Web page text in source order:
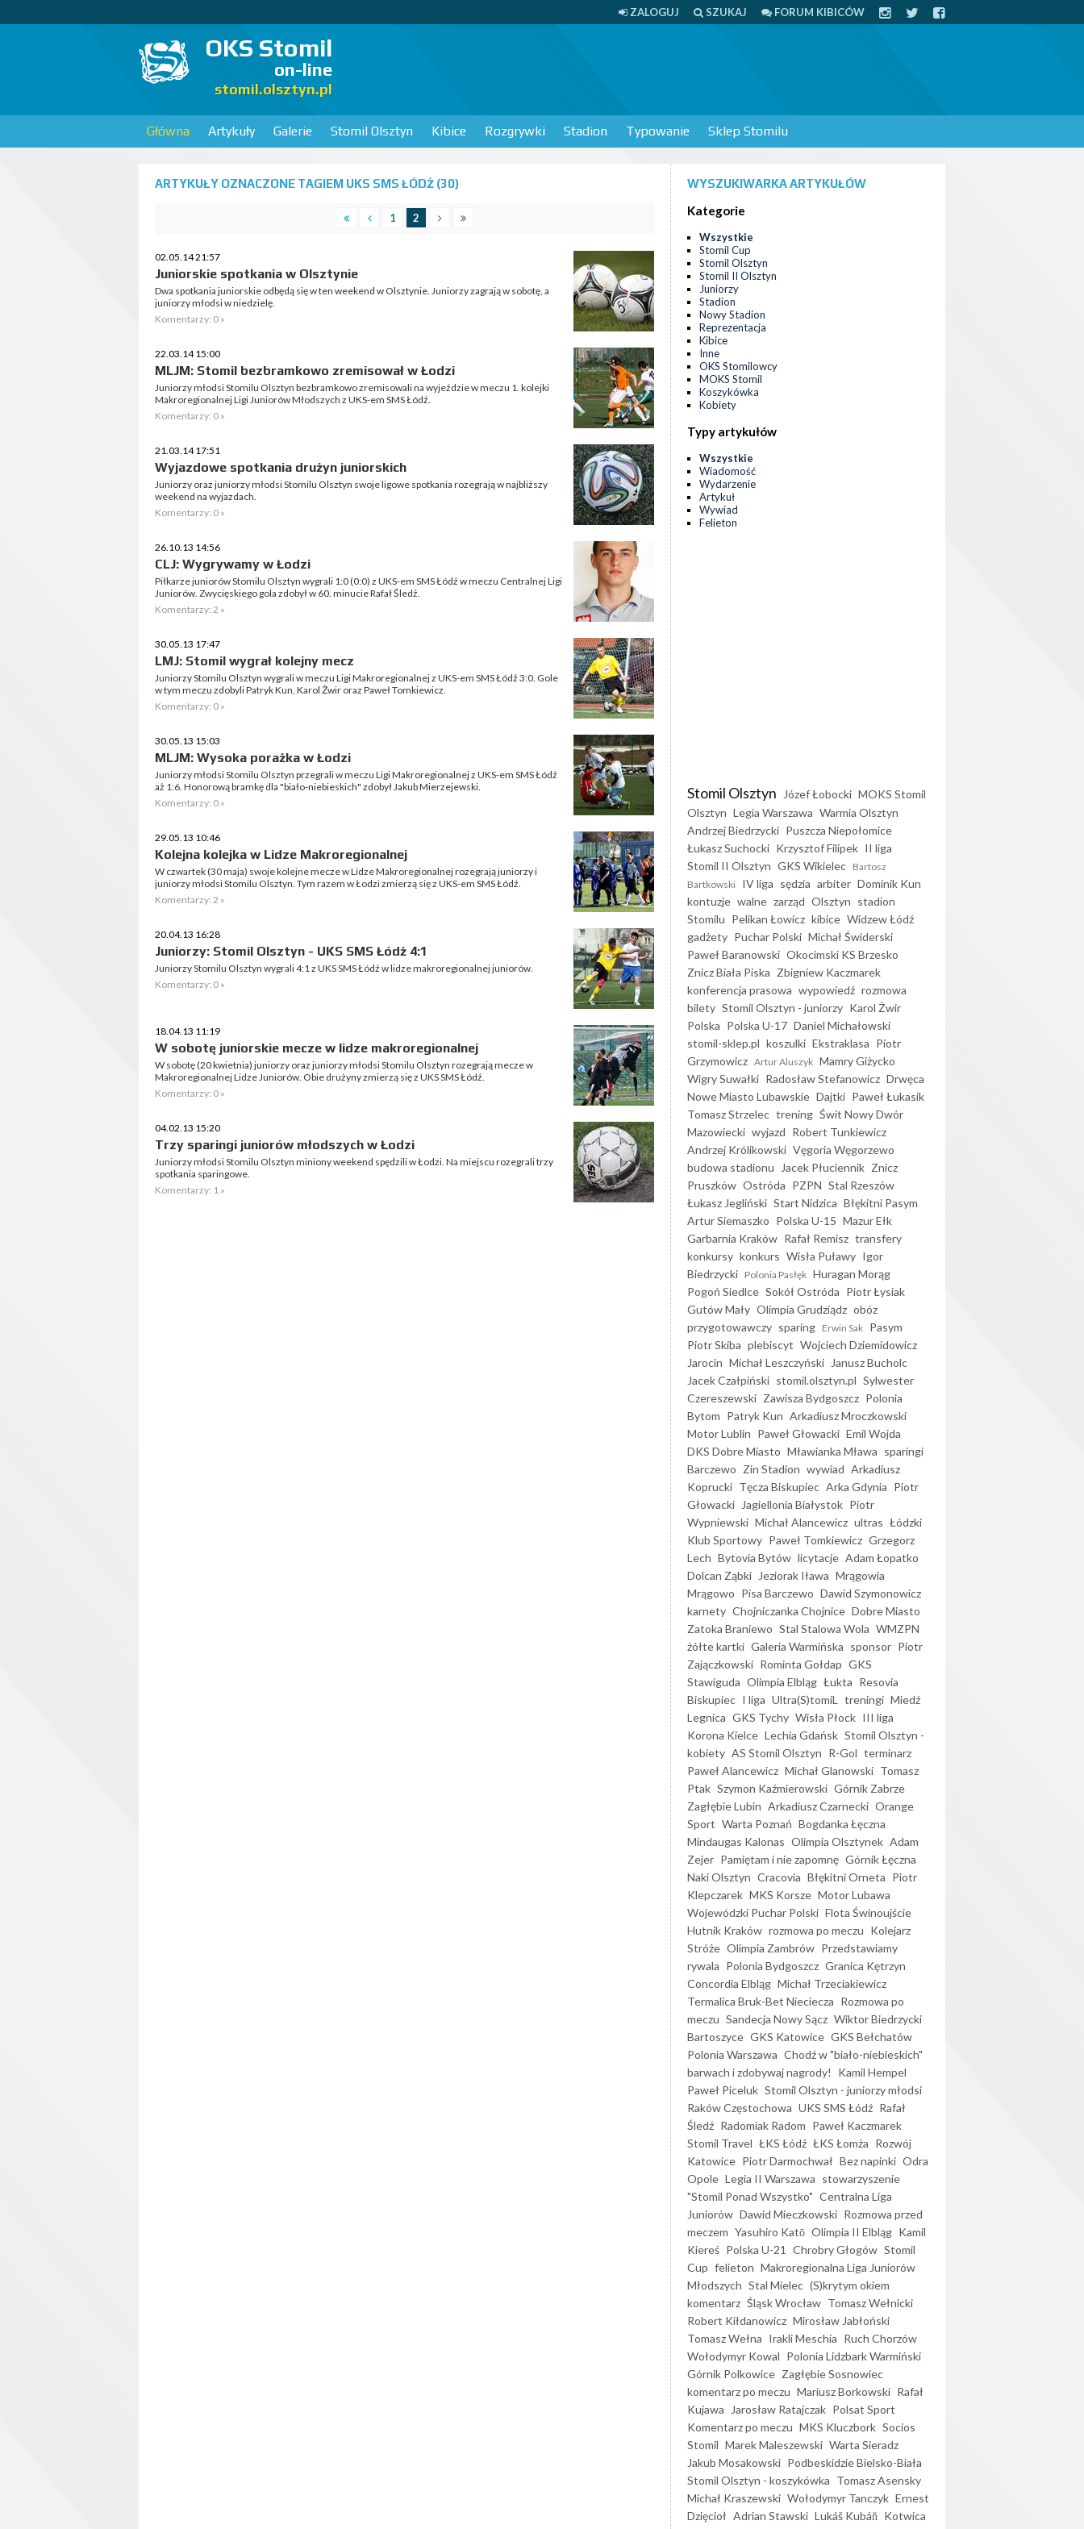
ZALOGUJ SZUKAJ FORUM KIBICÓW
OKS Stomil
on-line
stomil.olsztyn.pl
Główna Artykuły Galerie Stomil Olsztyn Kibice Rozgrywki Stadion Typowanie Sklep Stomilu
ARTYKUŁY OZNACZONE TAGIEM UKS SMS ŁÓDŹ (30)
1 2
02.05.14 21:57
Juniorskie spotkania w Olsztynie
Dwa spotkania juniorskie odbędą się w ten weekend w Olsztynie. Juniorzy zagrają w sobotę, a
juniorzy młodsi w niedzielę.
Komentarzy: 0 »
22.03.14 15:00
MLJM: Stomil bezbramkowo zremisował w Łodzi
Juniorzy młodsi Stomilu Olsztyn bezbramkowo zremisowali na wyjeździe w meczu 1. kolejki
Makroregionalnej Ligi Juniorów Młodszych z UKS-em SMS Łódź.
Komentarzy: 0 »
21.03.14 17:51
Wyjazdowe spotkania drużyn juniorskich
Juniorzy oraz juniorzy młodsi Stomilu Olsztyn swoje ligowe spotkania rozegrają w najbliższy
weekend na wyjazdach.
Komentarzy: 0 »
26.10.13 14:56
CLJ: Wygrywamy w Łodzi
Piłkarze juniorów Stomilu Olsztyn wygrali 1:0 (0:0) z UKS-em SMS Łódź w meczu Centralnej Ligi
Juniorów. Zwycięskiego gola zdobył w 60. minucie Rafał Śledź.
Komentarzy: 2 »
30.05.13 17:47
LMJ: Stomil wygrał kolejny mecz
Juniorzy Stomilu Olsztyn wygrali w meczu Ligi Makroregionalnej z UKS-em SMS Łódź 3:0. Gole
w tym meczu zdobyli Patryk Kun, Karol Żwir oraz Paweł Tomkiewicz.
Komentarzy: 0 »
30.05.13 15:03
MLJM: Wysoka porażka w Łodzi
Juniorzy młodsi Stomilu Olsztyn przegrali w meczu Ligi Makroregionalnej z UKS-em SMS Łódź
aż 1:6. Honorową bramkę dla "biało-niebieskich" zdobył Jakub Mierzejewski.
Komentarzy: 0 »
29.05.13 10:46
Kolejna kolejka w Lidze Makroregionalnej
W czwartek (30 maja) swoje kolejne mecze w Lidze Makroregionalnej rozegrają juniorzy i
juniorzy młodsi Stomilu Olsztyn. Tym razem w Łodzi zmierzą się z UKS-em SMS Łódź.
Komentarzy: 2 »
20.04.13 16:28
Juniorzy: Stomil Olsztyn - UKS SMS Łódź 4:1
Juniorzy Stomilu Olsztyn wygrali 4:1 z UKS SMS Łódź w lidze makroregionalnej juniorów.
Komentarzy: 0 »
18.04.13 11:19
W sobotę juniorskie mecze w lidze makroregionalnej
W sobotę (20 kwietnia) juniorzy oraz juniorzy młodsi Stomilu Olsztyn rozegrają mecze w
Makroregionalnej Lidze Juniorów. Obie drużyny zmierzą się z UKS SMS Łódź.
Komentarzy: 0 »
04.02.13 15:20
Trzy sparingi juniorów młodszych w Łodzi
Juniorzy młodsi Stomilu Olsztyn miniony weekend spędzili w Łodzi. Na miejscu rozegrali trzy
spotkania sparingowe.
Komentarzy: 1 »
WYSZUKIWARKA ARTYKUŁÓW
Kategorie
Wszystkie
Stomil Cup
Stomil Olsztyn
Stomil II Olsztyn
Juniorzy
Stadion
Nowy Stadion
Reprezentacja
Kibice
Inne
OKS Stomilowcy
MOKS Stomil
Koszykówka
Kobiety
Typy artykułów
Wszystkie
Wiadomość
Wydarzenie
Artykuł
Wywiad
Felieton
Stomil Olsztyn Józef Łobocki MOKS Stomil
Olsztyn Legia Warszawa Warmia Olsztyn
Andrzej Biedrzycki Puszcza Niepołomice
Łukasz Suchocki Krzysztof Filipek II liga
Stomil II Olsztyn GKS Wikielec Bartosz
Bartkowski IV liga sędzia arbiter Dominik Kun
kontuzje walne zarząd Olsztyn stadion
Stomilu Pelikan Łowicz kibice Widzew Łódź
gadżety Puchar Polski Michał Świderski
Paweł Baranowski Okocimski KS Brzesko
Znicz Biała Piska Zbigniew Kaczmarek
konferencja prasowa wypowiedź rozmowa
bilety Stomil Olsztyn - juniorzy Karol Żwir
Polska Polska U-17 Daniel Michałowski
stomil-sklep.pl koszulki Ekstraklasa Piotr
Grzymowicz Artur Aluszyk Mamry Giżycko
Wigry Suwałki Radosław Stefanowicz Drwęca
Nowe Miasto Lubawskie Dajtki Paweł Łukasik
Tomasz Strzelec trening Świt Nowy Dwór
Mazowiecki wyjazd Robert Tunkiewicz
Andrzej Królikowski Vęgoria Węgorzewo
budowa stadionu
Jacek Płuciennik Znicz
Pruszków Ostróda PZPN Stal Rzeszów
Łukasz Jegliński Start Nidzica Błękitni Pasym
Artur Siemaszko Polska U-15 Mazur Ełk
Garbarnia Kraków Rafał Remisz transfery
konkursy konkurs Wisła Puławy Igor
Biedrzycki Polonia Pasłęk Huragan Morąg
Pogoń Siedlce Sokół Ostróda Piotr Łysiak
Gutów Mały Olimpia Grudziądz obóz
przygotowawczy sparing Erwin Sak Pasym
Piotr Skiba plebiscyt Wojciech Dziemidowicz
Jarocin Michał Leszczyński
Janusz Bucholc
Jacek Czałpiński stomil.olsztyn.pl Sylwester
Czereszewski Zawisza Bydgoszcz Polonia
Bytom Patryk Kun Arkadiusz Mroczkowski
Motor Lublin Paweł Głowacki Emil Wojda
DKS Dobre Miasto Mławianka Mława sparingi
Barczewo Zin Stadion wywiad Arkadiusz
Koprucki Tęcza Biskupiec Arka Gdynia Piotr
Głowacki
Jagiellonia Białystok Piotr
Wypniewski Michał Alancewicz ultras Łódzki
Klub Sportowy Paweł Tomkiewicz Grzegorz
Lech Bytovia Bytów licytacje Adam Łopatko
Dolcan Ząbki
Jeziorak Iława Mrągowia
Mrągowo Pisa Barczewo Dawid Szymonowicz
karnety Chojniczanka Chojnice Dobre Miasto
Zatoka Braniewo Stal Stalowa Wola WMZPN
żółte kartki Galeria Warmińska sponsor Piotr
Zajączkowski Rominta Gołdap GKS
Stawiguda Olimpia Elbląg Łukta Resovia
Biskupiec I liga Ultra(S)tomiL treningi Miedź
Legnica GKS Tychy Wisła Płock III liga
Korona Kielce Lechia Gdańsk Stomil Olsztyn -
kobiety AS Stomil Olsztyn R-Gol terminarz
Paweł Alancewicz Michał Glanowski Tomasz
Ptak Szymon Kaźmierowski Górnik Zabrze
Zagłębie Lubin Arkadiusz Czarnecki Orange
Sport Warta Poznań Bogdanka Łęczna
Mindaugas Kalonas Olimpia Olsztynek Adam
Zejer Pamiętam i nie zapomnę Górnik Łęczna
Naki Olsztyn Cracovia Błękitni Orneta Piotr
Klepczarek MKS Korsze Motor Lubawa
Wojewódzki Puchar Polski Flota Świnoujście
Hutnik Kraków rozmowa po meczu Kolejarz
Stróże Olimpia Zambrów Przedstawiamy
rywala Polonia Bydgoszcz Granica Kętrzyn
Concordia Elbląg Michał Trzeciakiewicz
Termalica Bruk-Bet Nieciecza Rozmowa po
meczu Sandecja Nowy Sącz Wiktor Biedrzycki
Bartoszyce GKS Katowice GKS Bełchatów
Polonia Warszawa Chodź w "biało-niebieskich"
barwach i zdobywaj nagrody!
Kamil Hempel
Paweł Piceluk Stomil Olsztyn - juniorzy młodsi
Raków Częstochowa UKS SMS Łódź Rafał
Śledź Radomiak Radom Paweł Kaczmarek
Stomil Travel ŁKS Łódź ŁKS Łomża Rozwój
Katowice Piotr Darmochwał Bez napinki Odra
Opole Legia II Warszawa stowarzyszenie
"Stomil Ponad Wszystko" Centralna Liga
Juniorów Dawid Mieczkowski Rozmowa przed
meczem Yasuhiro Katō Olimpia II Elbląg Kamil
Kiereś Polska U-21 Chrobry Głogów Stomil
Cup felieton Makroregionalna Liga Juniorów
Młodszych Stal Mielec (S)krytym okiem
komentarz Śląsk Wrocław Tomasz Wełnicki
Robert Kiłdanowicz Mirosław Jabłoński
Tomasz Wełna Irakli Meschia Ruch Chorzów
Wołodymyr Kowal Polonia Lidzbark Warmiński
Górnik Polkowice Zagłębie Sosnowiec
komentarz po meczu Mariusz Borkowski Rafał
Kujawa
Jarosław Ratajczak Polsat Sport
Komentarz po meczu MKS Kluczbork Socios
Stomil Marek Maleszewski Warta Sieradz
Jakub Mosakowski Podbeskidzie Bielsko-Biała
Stomil Olsztyn - koszykówka Tomasz Asensky
Michał Kraszewski Wołodymyr Tanczyk Ernest
Dzięcioł Adrian Stawski Lukáš Kubáň Kotwica